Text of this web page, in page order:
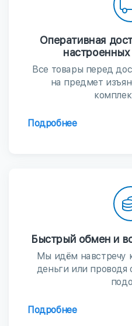
Оперативная
Все товары перед
на предмет
Подробнее
Быстрый обмен и
Мы идём навстречу
деньги или проводя
Подробнее